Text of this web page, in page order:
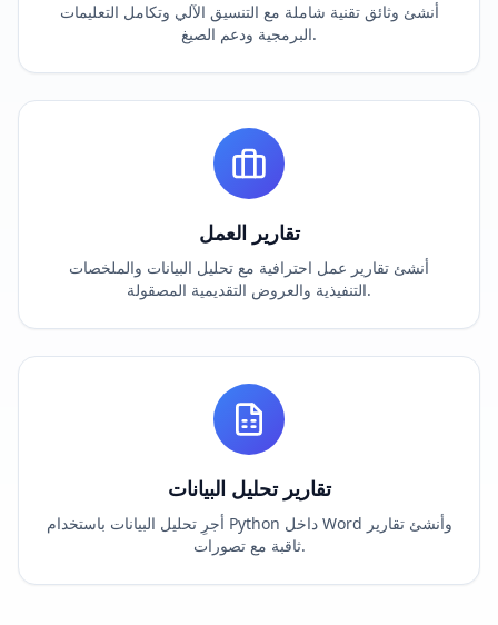
أنشئ وثائق تقنية شاملة مع التنسيق الآلي وتكامل التعليمات
البرمجية ودعم الصيغ.
تقارير العمل
أنشئ تقارير عمل احترافية مع تحليل البيانات والملخصات
التنفيذية والعروض التقديمية المصقولة.
تقارير تحليل البيانات
أجرِ تحليل البيانات باستخدام Python داخل Word وأنشئ تقارير
ثاقبة مع تصورات.